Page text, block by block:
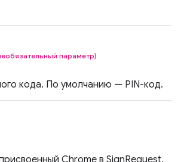
параметр)
кода. По умолчанию — PIN-код.
Chrome в SignRequest.